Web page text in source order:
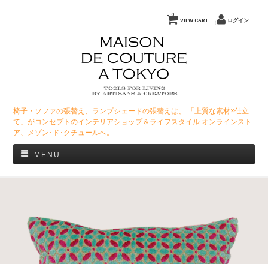
VIEW CART
0
ログイン
椅子・ソファの張替え、ランプシェードの張替えは、 「上質な素材×仕立
て」がコンセプトのインテリアショップ＆ライフスタイル オンラインスト
ア、メゾン･ド･クチュールへ。
MENU